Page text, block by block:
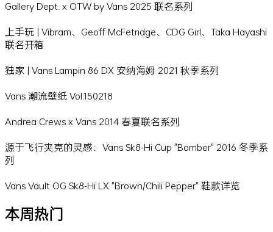
Gallery Dept. x OTW by Vans 2025 联名系列
上手玩 | Vibram、Geoff McFetridge、CDG Girl、Taka Hayashi
联名开箱
独家 | Vans Lampin 86 DX 安纳海姆 2021 秋季系列
Vans 潮流壁纸 Vol.150218
Andrea Crews x Vans 2014 春夏联名系列
源于飞行夹克的灵感：Vans Sk8-Hi Cup "Bomber" 2016 冬季系
列
Vans Vault OG Sk8-Hi LX "Brown/Chili Pepper" 鞋款详览
本周热门